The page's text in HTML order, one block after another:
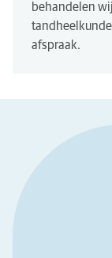
behandelen
afspraak.